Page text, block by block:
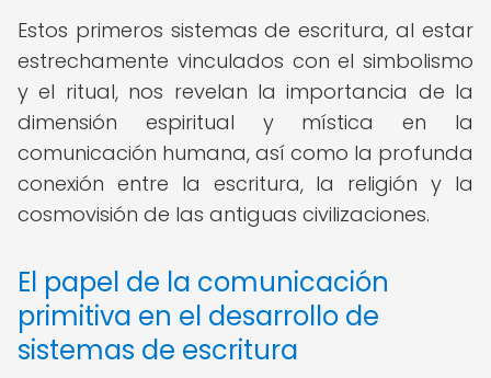
Estos primeros sistemas de escritura, al estar
estrechamente vinculados con el simbolismo
y el ritual, nos revelan la importancia de la
dimensión espiritual y mística en la
comunicación humana, así como la profunda
conexión entre la escritura, la religión y la
cosmovisión de las antiguas civilizaciones.
El papel de la comunicación
primitiva en el desarrollo de
sistemas de escritura